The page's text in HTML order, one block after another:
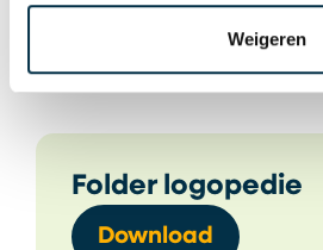
Weigeren
wanneer de
zorgverzekering
Folder logopedie
Download